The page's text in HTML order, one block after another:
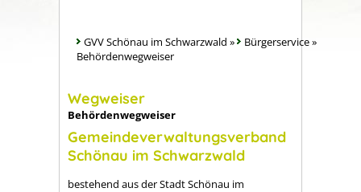
GVV Schönau im Schwarzwald » Bürgerservice»
Behördenwegweiser
Wegweiser
Behördenwegweiser
Gemeindeverwaltungsverband
Schönau im Schwarzwald
bestehend aus der Stadt Schönau im